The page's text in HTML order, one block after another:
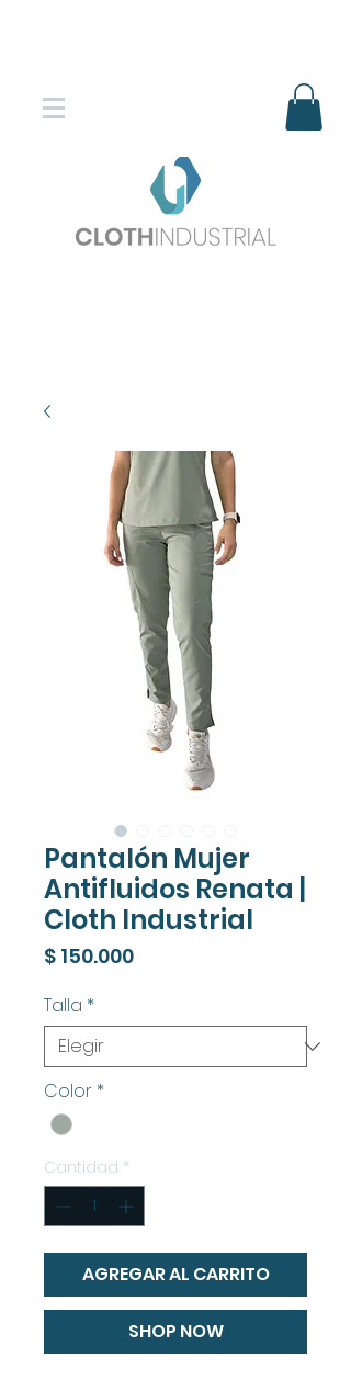
Pantalón Mujer
Antifluidos Renata |
Cloth Industrial
$ 150.000Precio
Talla *
Color *
Cantidad *
AGREGAR AL CARRITO
SHOP NOW